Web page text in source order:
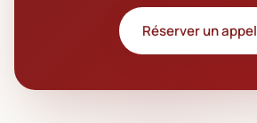
Réserver un appel